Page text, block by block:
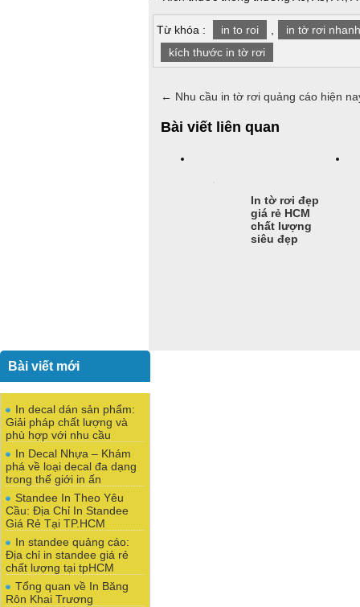
Từ khóa : in to roi
in tờ rơi nhanh
kích thước in tờ rơi
← Nhu cầu in tờ rơi quảng cáo hiện
Bài viết liên quan
In tờ rơi đẹp
giá rẻ HCM
chất lượng
siêu đẹp
Bài viết mới
In decal dán sản phẩm:
Giải pháp chất lượng và
phù hợp với nhu cầu
In Decal Nhựa – Khám
phá về loại decal đa dạng
trong thế giới in ấn
Standee In Theo Yêu
Cầu: Địa Chỉ In Standee
Giá Rẻ Tại TP.HCM
In standee quảng cáo:
Địa chỉ in standee giá rẻ
chất lượng tại tpHCM
Tổng quan về In Băng
Rôn Khai Trương